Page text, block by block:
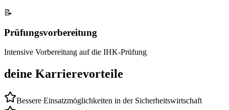
📝
Prüfungsvorbereitung
Intensive Vorbereitung auf die IHK-Prüfung
deine Karrierevorteile
Bessere Einsatzmöglichkeiten in der Sicherheitswirtschaft